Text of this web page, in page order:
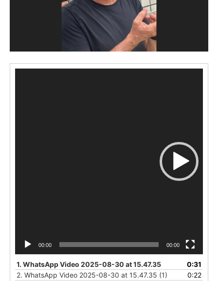
00:00 00:00
1. WhatsApp Video 2025-08-30 at 15.47.35
0:31
2. WhatsApp Video 2025-08-30 at 15.47.35 (1)
0:22